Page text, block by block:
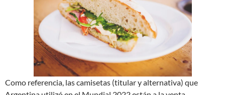
Como referencia, las camisetas (titular y alternativa) que